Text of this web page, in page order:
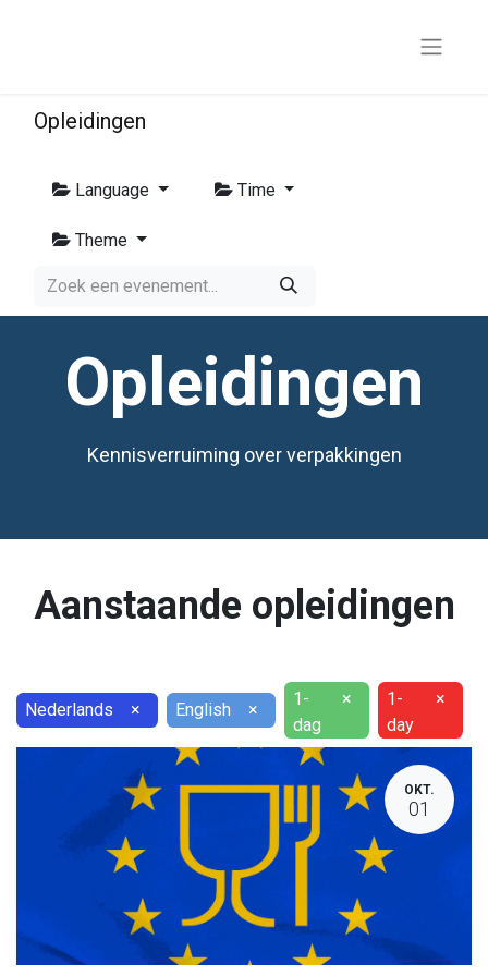
Opleidingen
Language Time
Theme
Opleidingen
Kennisverruiming over verpakkingen
Aanstaande opleidingen
Nederlands × English ×
1-
dag
×
1-
day
×
OKT.
01